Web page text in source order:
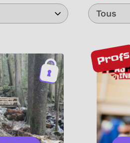
Tous
Profs